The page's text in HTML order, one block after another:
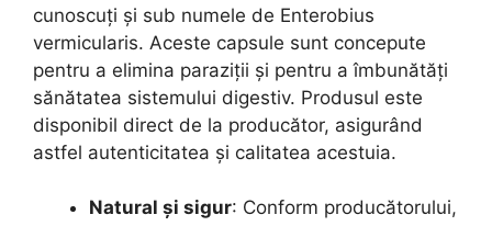
cunoscuți și sub numele de Enterobius
vermicularis. Aceste capsule sunt concepute
pentru a elimina paraziții și pentru a îmbunătăți
sănătatea sistemului digestiv. Produsul este
disponibil direct de la producător, asigurând
astfel autenticitatea și calitatea acestuia.
Natural și sigur: Conform producătorului,